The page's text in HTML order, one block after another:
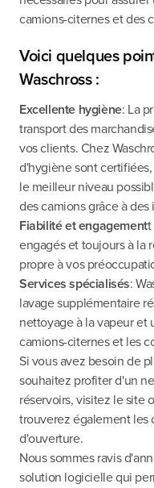
camions-citernes et des
Voici quelques
Waschross :
Excellente hygiène: La
transport des
vos clients. Chez
d'hygiène sont
le meilleur niveau
des camions grâce à
Fiabilité et engagementt
engagés et toujours à la
propre à vos
Services spécialisés:
lavage supplémentaire
nettoyage à la vapeur et
camions-citernes et les
Si vous avez besoin de
souhaitez profiter d'un
réservoirs, visitez le site
trouverez également les
d'ouverture.
Nous sommes ravis
solution logicielle qui